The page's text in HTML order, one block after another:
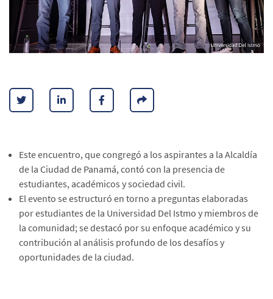
Este encuentro, que congregó a los aspirantes a la Alcaldía
de la Ciudad de Panamá, contó con la presencia de
estudiantes, académicos y sociedad civil.
El evento se estructuró en torno a preguntas elaboradas
por estudiantes de la Universidad Del Istmo y miembros de
la comunidad; se destacó por su enfoque académico y su
contribución al análisis profundo de los desafíos y
oportunidades de la ciudad.